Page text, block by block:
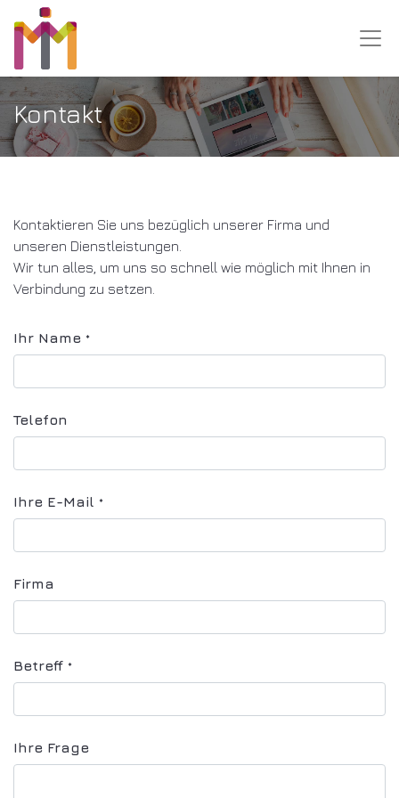
Kontakt
Kontaktieren Sie uns bezüglich unserer Firma und
unseren Dienstleistungen.
Wir tun alles, um uns so schnell wie möglich mit Ihnen in
Verbindung zu setzen.
Ihr Name *
Telefon
Ihre E-Mail *
Firma
Betreff *
Ihre Frage